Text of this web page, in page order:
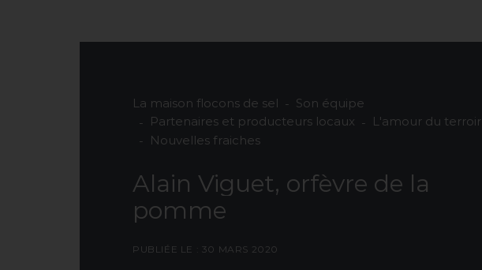
La maison flocons de sel
Son équipe
Partenaires et producteurs locaux
L'amour du terroir
Nouvelles fraiches
Alain Viguet, orfèvre de la
pomme
PUBLIÉE LE : 30 MARS 2020